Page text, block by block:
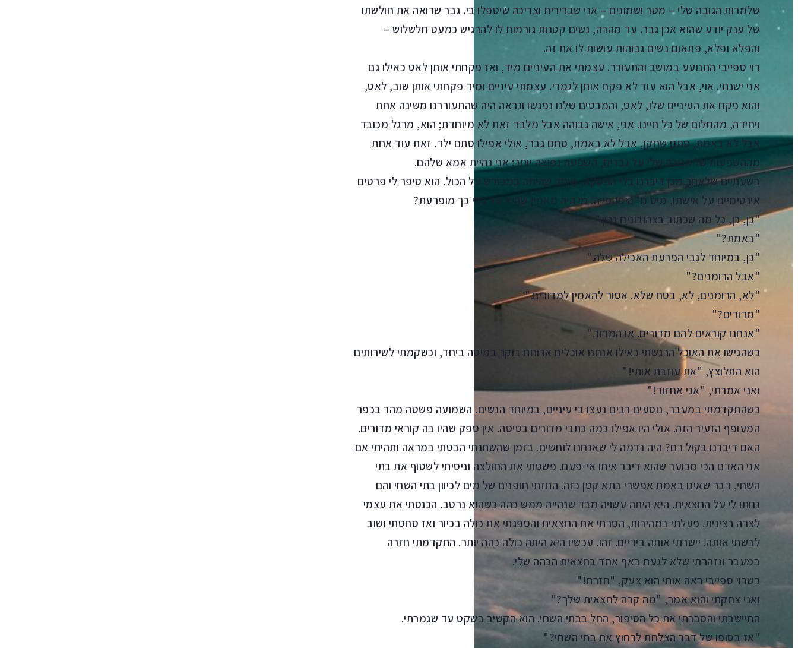
שלמרות הגובה שלי – מטר ושמונים – אני שברירית וצריכה שיטפלו בי. גבר שרואה את חולשתו
של ענק יודע שהוא אכן גבר. עד מהרה, נשים קטנות גורמות לו להרגיש כמעט חלשלוש –
והפלא ופלא, פתאום נשים גבוהות עושות לו את זה.
רוי ספייבי התנועע במושב והתעורר. עצמתי את העיניים מיד, ואז פקחתי אותן לאט כאילו גם
אני ישנתי. אוי, אבל הוא עוד לא פקח אותן לגמרי. עצמתי עיניים ומיד פקחתי אותן שוב, לאט,
והוא פקח את העיניים שלו, לאט, והמבטים שלנו נפגשו ונראה היה שהתעוררנו משינה אחת
ויחידה, מהחלום של כל חיינו. אני, אישה גבוהה אבל מלבד זאת לא מיוחדת; הוא, מרגל מכובד
אבל לא באמת, סתם שחקן, אבל לא באמת, סתם גבר, אולי אפילו סתם ילד. זאת עוד אחת
מההשפעות של הגובה שלי על גברים, השפעה נפוצה יותר: אני נהיית אמא שלהם.
בשעתיים שלאחר מכן דיברנו בלי הפסקה, שיחה שהיתה במפורש על הכול. הוא סיפר לי פרטים
אינטימיים על אישתו, מיס מ' היפהפייה. מי היה מאמין שהיא עד כדי כך מופרעת?
"כן, כן, כל מה שכתוב בצהובונים נכון."
"באמת?"
"כן, במיוחד לגבי הפרעת האכילה שלה."
"אבל הרומנים?"
"לא, הרומנים, לא, בטח שלא. אסור להאמין למדורים."
"מדורים?"
"אנחנו קוראים להם מדורים. או המדור."
כשהגישו את האוכל הרגשתי כאילו אנחנו אוכלים ארוחת בוקר במיטה ביחד, וכשקמתי לשירותים
הוא התלוצץ, "את עוזבת אותי!"
ואני אמרתי, "אני אחזור!"
כשהתקדמתי במעבר, נוסעים רבים נעצו בי עיניים, במיוחד הנשים. השמועה פשטה מהר בכפר
המעופף הזעיר הזה. אולי היו אפילו כמה כתבי מדורים בטיסה. אין ספק שהיו בה קוראי מדורים.
האם דיברנו בקול רם? היה נדמה לי שאנחנו לוחשים. בזמן שהשתנתי הבטתי במראה ותהיתי אם
אני האדם הכי מכוער שהוא דיבר איתו אי-פעם. פשטתי את החולצה וניסיתי לשטוף את בתי
השחי, דבר שאינו באמת אפשרי בתא קטן כזה. התזתי חופנים של מים לכיוון בתי השחי והם
נחתו לי על החצאית. היא היתה עשויה מבד שנהייה ממש כהה כשהוא נרטב. הכנסתי את עצמי
לצרה רצינית. פעלתי במהירות, הסרתי את החצאית והספגתי את כולה בכיור ואז סחטתי ושוב
לבשתי אותה. יישרתי אותה בידיים. זהו. עכשיו היא היתה כולה כהה יותר. התקדמתי חזרה
במעבר ונזהרתי שלא לגעת באף אחד בחצאית הכהה שלי.
כשרוי ספייבי ראה אותי הוא צעק, "חזרת!"
ואני צחקתי והוא אמר, "מה קרה לחצאית שלך?"
התיישבתי והסברתי את כל הסיפור, החל בבתי השחי. הוא הקשיב בשקט עד שגמרתי.
"אז בסופו של דבר הצלחת לרחוץ את בתי השחי?"